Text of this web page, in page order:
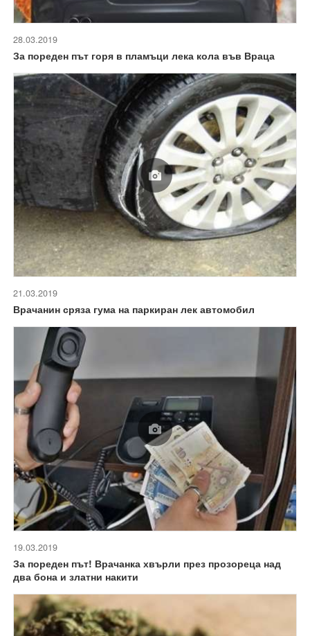
28.03.2019
За пореден път горя в пламъци лека кола във Враца
21.03.2019
Врачанин сряза гума на паркиран лек автомобил
19.03.2019
За пореден път! Врачанка хвърли през прозореца над
два бона и златни накити